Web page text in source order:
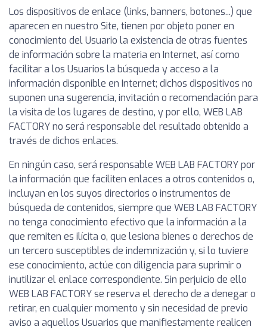
Los dispositivos de enlace (links, banners, botones...) que
aparecen en nuestro Site, tienen por objeto poner en
conocimiento del Usuario la existencia de otras fuentes
de información sobre la materia en Internet, así como
facilitar a los Usuarios la búsqueda y acceso a la
información disponible en Internet; dichos dispositivos no
suponen una sugerencia, invitación o recomendación para
la visita de los lugares de destino, y por ello, WEB LAB
FACTORY no será responsable del resultado obtenido a
través de dichos enlaces.
En ningún caso, será responsable WEB LAB FACTORY por
la información que faciliten enlaces a otros contenidos o,
incluyan en los suyos directorios o instrumentos de
búsqueda de contenidos, siempre que WEB LAB FACTORY
no tenga conocimiento efectivo que la información a la
que remiten es ilícita o, que lesiona bienes o derechos de
un tercero susceptibles de indemnización y, si lo tuviere
ese conocimiento, actúe con diligencia para suprimir o
inutilizar el enlace correspondiente. Sin perjuicio de ello
WEB LAB FACTORY se reserva el derecho de a denegar o
retirar, en cualquier momento y sin necesidad de previo
aviso a aquellos Usuarios que manifiestamente realicen